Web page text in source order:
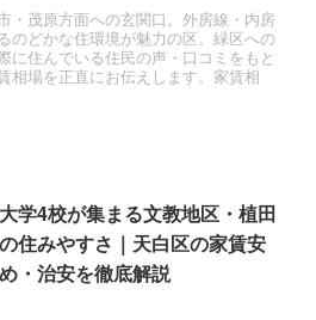
・茂原方面への玄関口。外房線・内房
のどかな住環境が魅力の区。緑区への
に住んでいる住民の声・口コミをもと
相場を正直にお伝えします。家賃相
大学4校が集まる文教地区・植田
の住みやすさ｜天白区の家賃安
め・治安を徹底解説